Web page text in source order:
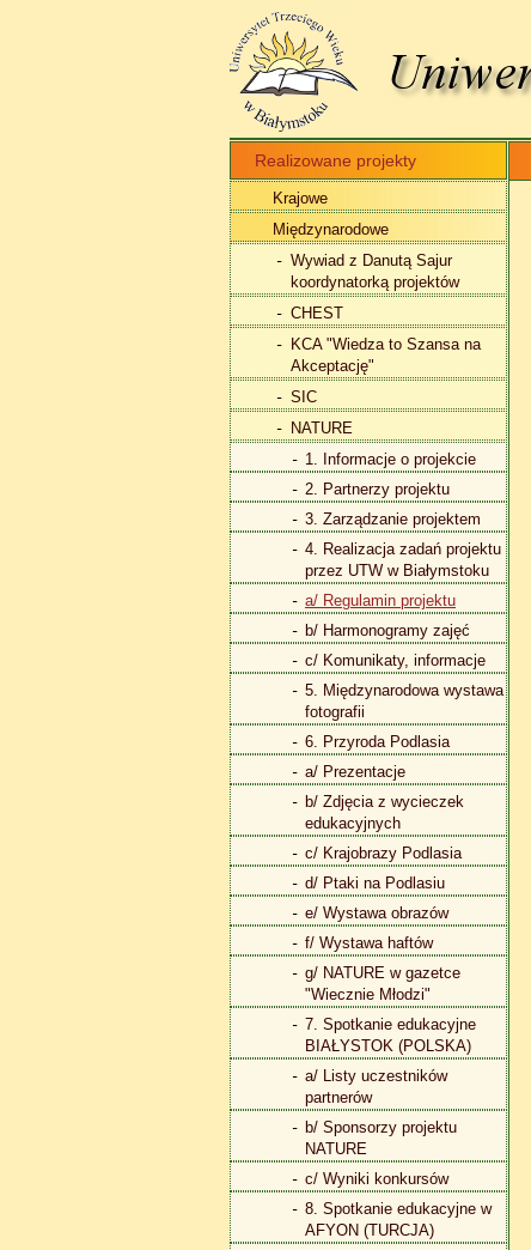
Realizowane projekty
Krajowe
Międzynarodowe
Wywiad z Danutą Sajur
koordynatorką projektów
CHEST
KCA "Wiedza to Szansa na
Akceptację"
SIC
NATURE
1. Informacje o projekcie
2. Partnerzy projektu
3. Zarządzanie projektem
4. Realizacja zadań projektu
przez UTW w Białymstoku
a/ Regulamin projektu
b/ Harmonogramy zajęć
c/ Komunikaty, informacje
5. Międzynarodowa wystawa
fotografii
6. Przyroda Podlasia
a/ Prezentacje
b/ Zdjęcia z wycieczek
edukacyjnych
c/ Krajobrazy Podlasia
d/ Ptaki na Podlasiu
e/ Wystawa obrazów
f/ Wystawa haftów
g/ NATURE w gazetce
"Wiecznie Młodzi"
7. Spotkanie edukacyjne
BIAŁYSTOK (POLSKA)
a/ Listy uczestników
partnerów
b/ Sponsorzy projektu
NATURE
c/ Wyniki konkursów
8. Spotkanie edukacyjne w
AFYON (TURCJA)